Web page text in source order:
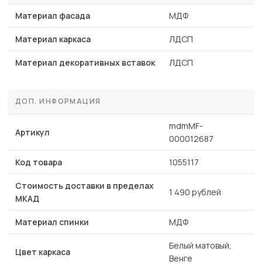
Материал фасада МДФ
Материал каркаса ЛДСП
Материал декоративных вставок ЛДСП
ДОП. ИНФОРМАЦИЯ
Артикул
mdmMF-
000012687
Код товара 1055117
Стоимость доставки в пределах
МКАД
1 490 рублей
Материал спинки МДФ
Цвет каркаса
Белый матовый,
Венге